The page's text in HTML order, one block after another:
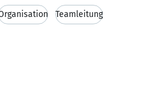
Teamleitung